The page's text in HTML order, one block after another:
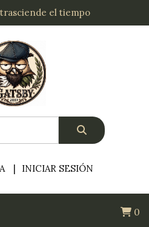
el tiempo
INICIAR SESIÓN
0